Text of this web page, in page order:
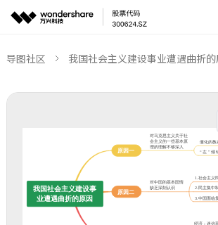
导图社区 我国社会主义建设事业遭遇曲折的